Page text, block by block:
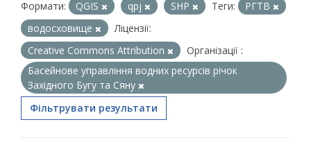
Формати: QGIS qpj SHP Теги:
РГТВ
водосховище
Ліцензії:
Creative Commons Attribution
Організації :
Басейнове управління водних ресурсів річок
Західного Бугу та Сяну
Фільтрувати результати